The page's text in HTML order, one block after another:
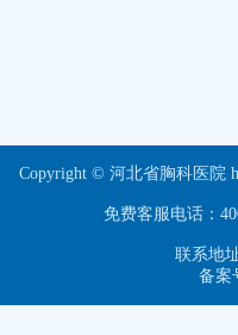
Copyright © 河北省胸科医院
免费客服电话：
联系地
备案